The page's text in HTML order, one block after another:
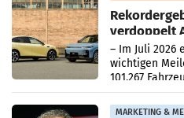
verdoppelt
– Im Juli 2026
wichtigen
101.267
Ergebnis
verdoppelte
MARKETING &